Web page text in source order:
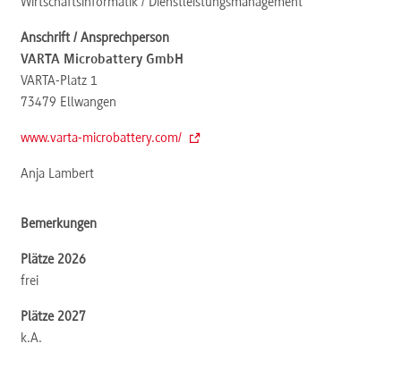
VARTA Microbattery GmbH
VARTA-Platz 1
73479 Ellwangen
www.varta-microbattery.com/
Anja Lambert
frei
k.A.